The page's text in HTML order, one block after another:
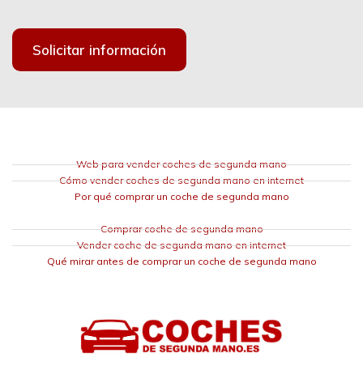
Solicitar información
Web para vender coches de segunda mano
Cómo vender coches de segunda mano en internet
Por qué comprar un coche de segunda mano
Comprar coche de segunda mano
Vender coche de segunda mano en internet
Qué mirar antes de comprar un coche de segunda mano